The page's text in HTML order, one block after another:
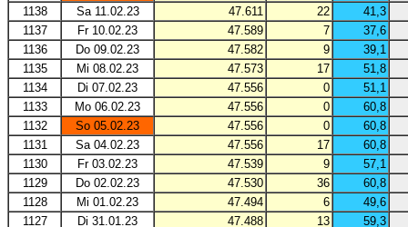
1138
Sa 11.02.23 47.611 22
41,3
1137
Fr 10.02.23 47.589 7
37,6
1136
Do 09.02.23 47.582 9
39,1
1135
Mi 08.02.23 47.573 17
51,8
1134
Di 07.02.23 47.556 0
51,1
1133
Mo 06.02.23 47.556 0
60,8
1132
So 05.02.23 47.556 0
60,8
1131
Sa 04.02.23 47.556 17
60,8
1130
Fr 03.02.23 47.539 9
57,1
1129
Do 02.02.23 47.530 36
60,8
1128
Mi 01.02.23 47.494 6
49,6
1127
Di 31.01.23 47.488 13
59,3